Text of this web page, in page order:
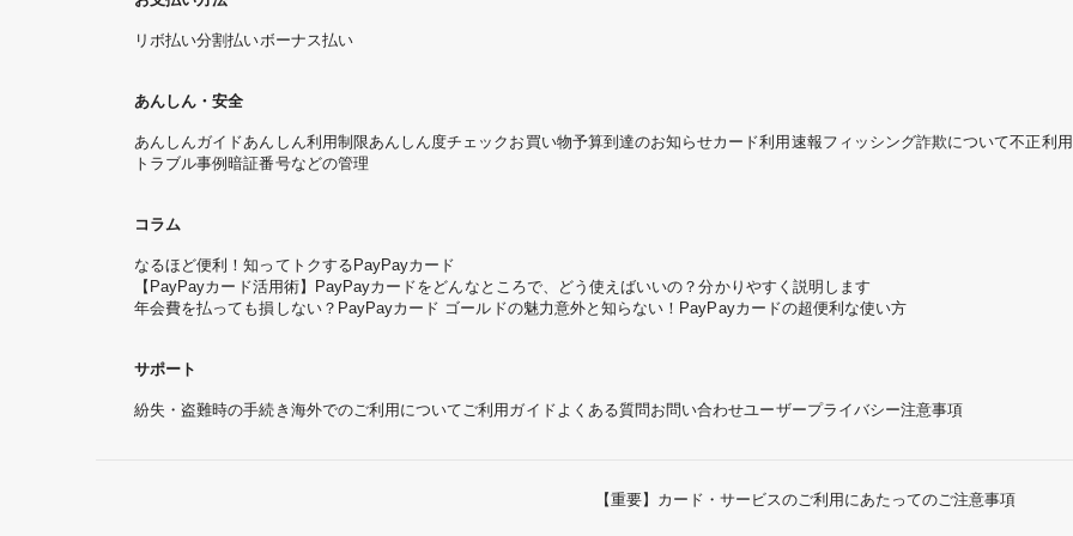
リボ払い分割払いボーナス払い
あんしん・安全
あんしんガイドあんしん利用制限あんしん度チェック お買い物予算到達のお知らせカード利用速報フィッシング詐欺について不正利
トラブル事例暗証番号などの管理
コラム
なるほど便利！知ってトクするPayPayカード
【PayPayカード活用術】PayPayカードをどんなところで、どう使えばいいの？分かりやすく説明します
年会費を払っても損しない？PayPayカード ゴールドの魅力意外と知らない！PayPayカードの超便利な使い方
サポート
紛失・盗難時の手続き 海外でのご利用についてご利用ガイドよくある質問お問い合わせユーザープライバシー注意事項
【重要】カード・サービスのご利用にあたってのご注意事項